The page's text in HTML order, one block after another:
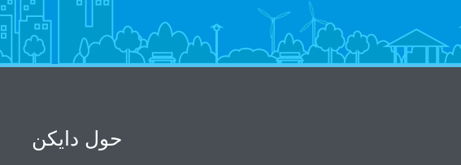
حول دايكن